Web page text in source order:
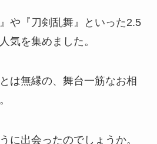
や『刀剣乱舞』といった2.5
気を集めました。
は無縁の、舞台一筋なお相
に出会ったのでしょうか。